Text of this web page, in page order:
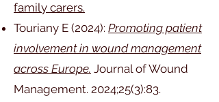
family carers.
Touriany E (2024): Promoting patient
involvement in wound management
across Europe. Journal of Wound
Management. 2024;25(3):83.​